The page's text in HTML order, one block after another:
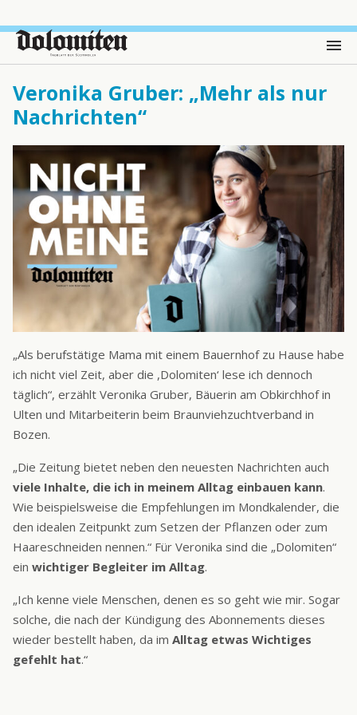
Veronika Gruber: „Mehr als nur
Nachrichten“
„Als berufstätige Mama mit einem Bauernhof zu Hause habe
ich nicht viel Zeit, aber die ,Dolomiten‘ lese ich dennoch
täglich“, erzählt Veronika Gruber, Bäuerin am Obkirchhof in
Ulten und Mitarbeiterin beim Braunviehzuchtverband in
Bozen.
„Die Zeitung bietet neben den neuesten Nachrichten auch
viele Inhalte, die ich in meinem Alltag einbauen kann.
Wie beispielsweise die Empfehlungen im Mondkalender, die
den idealen Zeitpunkt zum Setzen der Pflanzen oder zum
Haareschneiden nennen.“ Für Veronika sind die „Dolomiten“
ein wichtiger Begleiter im Alltag.
„Ich kenne viele Menschen, denen es so geht wie mir. Sogar
solche, die nach der Kündigung des Abonnements dieses
wieder bestellt haben, da im Alltag etwas Wichtiges
gefehlt hat.“